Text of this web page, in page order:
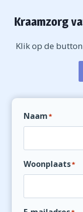
Kraamzorg
Klik op de
Naam*
Woonplaats*